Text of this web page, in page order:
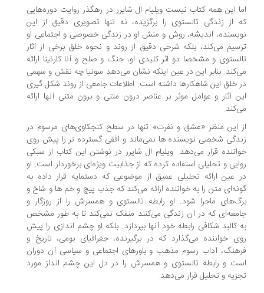
این همه کتاب نیست ویلیام ال شایرر در رهگذر روایت دوره‌هایی
از زندگی تالستوی را برگزیده، نه تنها تصویری دقیق از این
اندیشه، روش و منش او در زندگی خصوصی و اجتماعی او
می‌کند، بلکه شرحی دقیق از روند و نحوه خلق برخی از آثار
و مشخصا دو اثر کلیدی او، جنگ و صلح و آنا کارنینا ارائه
بنابر این در عین اینکه نشان می‌دهد سونیا چه نقش و سهمی
خلق این شاهکارها داشته است. اطلاعات جامعی از روند شکل گیری
آثار و عوامل موثر بر عناصر درون متنی و برون متنی آنها ارائه
این منظر «عشق و نفرت» تنها در سطح کنجکاوی‌های مرسوم در
شخصی نویسنده ها نمی‌ماند و افقی گسترده تر را پیش روی
قرار می‌دهد. ویلیام ال شایرر در نوشتن این کتاب از سبکی
و تحلیلی استفاده کرده که از جذابیت ویژه‌ای برخوردار است. او
عین ارائه تحلیلی عمیق از موضوعی که دستمایه قرار داده به
متن را به خواننده ارائه می‌کند که جذب پیچ و خم ها و شاخ و
ماجرا شود. او رابطه تالستوی و همسرش را از روزگار و
که در آن زندگی می‌کنند منفک نمی‌کند تا به طور مشخص
کالبد شکافی رابطه خود آنها بپردازد. بلکه او چشم اندازی را پیش
خواننده می‌گذارد که در برگیرنده، جغرافیای بومی، تاریخ و
آداب رسوم مذهب و باورهای اجتماعی و سیاسی آن دوران
و رابطه تالستوی و همسرش را در دل این چشم انداز مورد
و تحلیل قرار می‌دهد.